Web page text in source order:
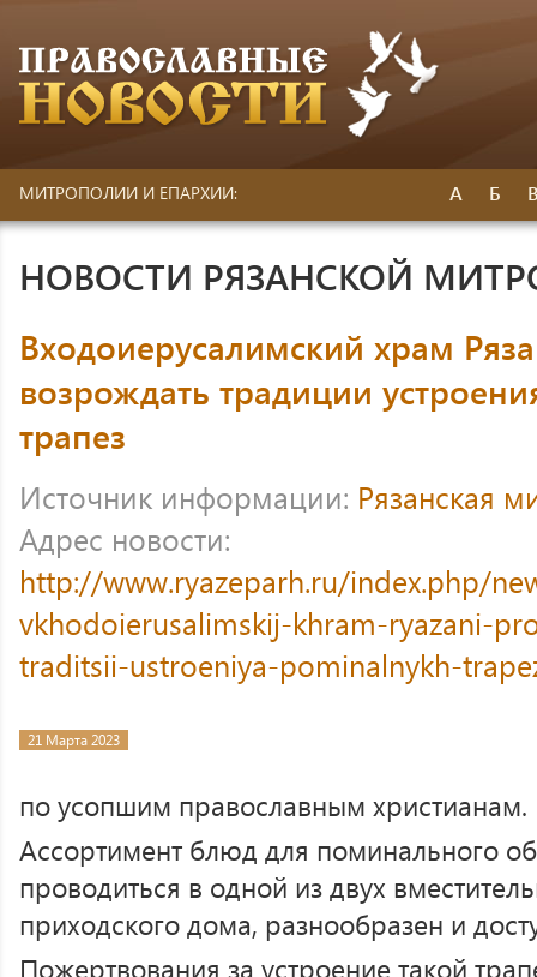
МИТРОПОЛИИ И ЕПАРХИИ: А Б
НОВОСТИ РЯЗАНСКОЙ
Входоиерусалимский храм
возрождать традиции
трапез
Источник информации: Рязанская
Адрес новости:
http://www.ryazeparh.ru/index.php/
vkhodoierusalimskij-khram-ryazani-
traditsii-ustroeniya-pominalnykh-
21 Марта 2023
по усопшим православным христианам.
Ассортимент блюд для поминального
проводиться в одной из двух
приходского дома, разнообразен и
Пожертвования за устроение такой